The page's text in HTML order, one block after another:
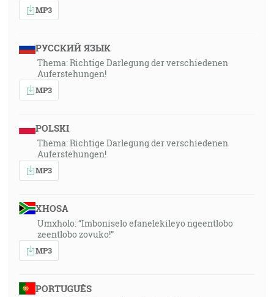
MP3
РУССКИЙ ЯЗЫК
Thema: Richtige Darlegung der verschiedenen
Auferstehungen!
MP3
POLSKI
Thema: Richtige Darlegung der verschiedenen
Auferstehungen!
MP3
XHOSA
Umxholo: “Imboniselo efanelekileyo ngeentlobo
zeentlobo zovuko!”
MP3
PORTUGUÊS